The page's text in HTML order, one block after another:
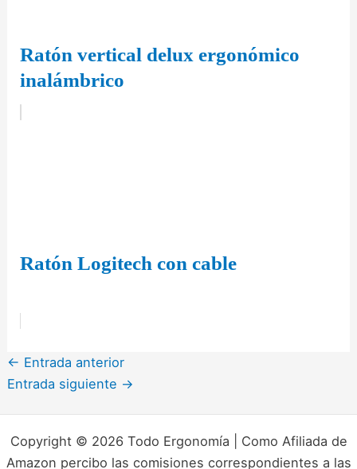
Ratón vertical delux ergonómico
inalámbrico
Ratón Logitech con cable
← Entrada anterior
Entrada siguiente →
Copyright © 2026 Todo Ergonomía | Como Afiliada de
Amazon percibo las comisiones correspondientes a las